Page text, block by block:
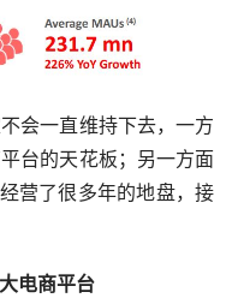
会一直维持下去，一方
台的天花板；另一方面
营了很多年的地盘，接
电商平台